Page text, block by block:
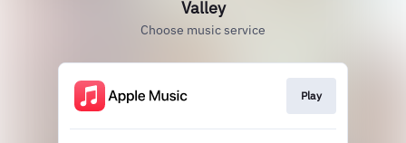
Valley
Choose music service
Play